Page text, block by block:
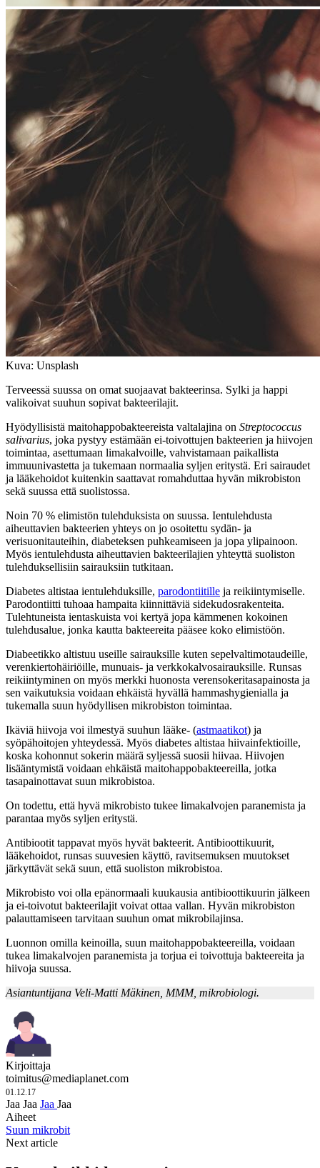
Kuva: Unsplash
Terveessä suussa on omat suojaavat bakteerinsa. Sylki ja happi
valikoivat suuhun sopivat bakteerilajit.
Hyödyllisistä maitohappobakteereista valtalajina on Streptococcus
salivarius, joka pystyy estämään ei-toivottujen bakteerien ja hiivojen
toimintaa, asettumaan limakalvoille, vahvistamaan paikallista
immuunivastetta ja tukemaan normaalia syljen eritystä. Eri sairaudet
ja lääkehoidot kuitenkin saattavat romahduttaa hyvän mikrobiston
sekä suussa että suolistossa.
Noin 70 % elimistön tulehduksista on suussa. Ientulehdusta
aiheuttavien bakteerien yhteys on jo osoitettu sydän- ja
verisuonitauteihin, diabeteksen puhkeamiseen ja jopa ylipainoon.
Myös ientulehdusta aiheuttavien bakteerilajien yhteyttä suoliston
tulehduksellisiin sairauksiin tutkitaan.
Diabetes altistaa ientulehduksille, parodontiitille ja reikiintymiselle.
Parodontiitti tuhoaa hampaita kiinnittäviä sidekudosrakenteita.
Tulehtuneista ientaskuista voi kertyä jopa kämmenen kokoinen
tulehdusalue, jonka kautta bakteereita pääsee koko elimistöön.
Diabeetikko altistuu useille sairauksille kuten sepelvaltimotaudeille,
verenkiertohäiriöille, munuais- ja verkkokalvosairauksille. Runsas
reikiintyminen on myös merkki huonosta verensokeritasapainosta ja
sen vaikutuksia voidaan ehkäistä hyvällä hammashygienialla ja
tukemalla suun hyödyllisen mikrobiston toimintaa.
Ikäviä hiivoja voi ilmestyä suuhun lääke- (astmaatikot) ja
syöpähoitojen yhteydessä. Myös diabetes altistaa hiivainfektioille,
koska kohonnut sokerin määrä syljessä suosii hiivaa. Hiivojen
lisääntymistä voidaan ehkäistä maitohappobakteereilla, jotka
tasapainottavat suun mikrobistoa.
On todettu, että hyvä mikrobisto tukee limakalvojen paranemista ja
parantaa myös syljen eritystä.
Antibiootit tappavat myös hyvät bakteerit. Antibioottikuurit,
lääkehoidot, runsas suuvesien käyttö, ravitsemuksen muutokset
järkyttävät sekä suun, että suoliston mikrobistoa.
Mikrobisto voi olla epänormaali kuukausia antibioottikuurin jälkeen
ja ei-toivotut bakteerilajit voivat ottaa vallan. Hyvän mikrobiston
palauttamiseen tarvitaan suuhun omat mikrobilajinsa.
Luonnon omilla keinoilla, suun maitohappobakteereilla, voidaan
tukea limakalvojen paranemista ja torjua ei toivottuja bakteereita ja
hiivoja suussa.
Asiantuntijana Veli-Matti Mäkinen, MMM, mikrobiologi.
Kirjoittaja
toimitus@mediaplanet.com
01.12.17
Jaa Jaa Jaa Jaa
Aiheet
Suun mikrobit
Next article